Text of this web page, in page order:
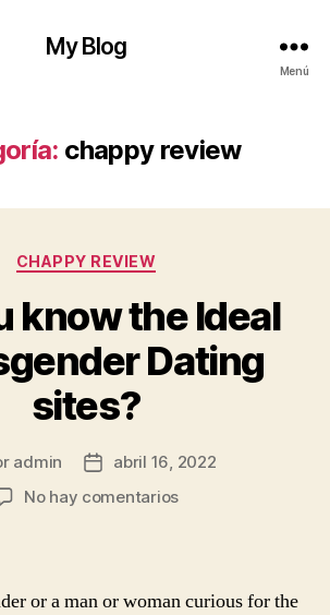
My Blog
Menú
chappy review
Categorías
CHAPPY REVIEW
know the Ideal
Dating
sites?
admin
Fechaabril 16, 2022
No hay comentariosen
or a man or woman curious for the